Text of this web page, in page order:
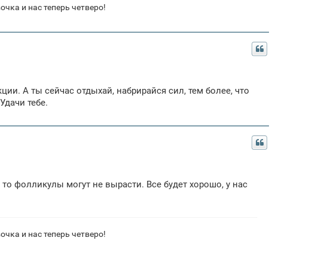
и нас теперь четверо!
А ты сейчас отдыхай, набрирайся сил, тем более, что
тебе.
фолликулы могут не вырасти. Все будет хорошо, у нас
и нас теперь четверо!